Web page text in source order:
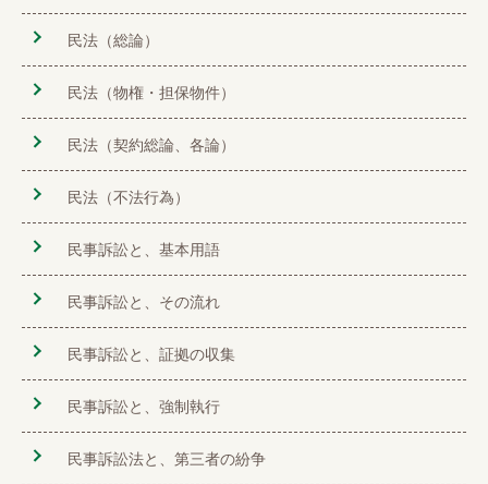
民法（総論）
民法（物権・担保物件）
民法（契約総論、各論）
民法（不法行為）
民事訴訟と、基本用語
民事訴訟と、その流れ
民事訴訟と、証拠の収集
民事訴訟と、強制執行
民事訴訟法と、第三者の紛争